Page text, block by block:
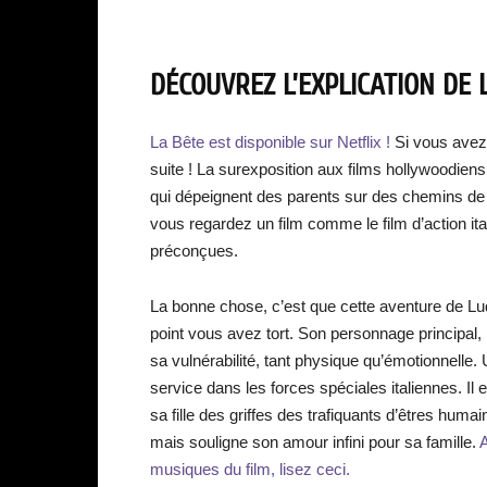
DÉCOUVREZ L’EXPLICATION
La Bête est disponible sur Netflix ! Si vous
suite ! La surexposition aux films
qui dépeignent des parents sur des chemins
vous regardez un film comme le film d’action
préconçues.
La bonne chose, c’est que cette aventure de
point vous avez tort. Son personnage
sa vulnérabilité, tant physique
service dans les forces spéciales italiennes. Il
sa fille des griffes des trafiquants d’êtres
mais souligne son amour infini pour sa famille.
musiques du film, lisez ceci.